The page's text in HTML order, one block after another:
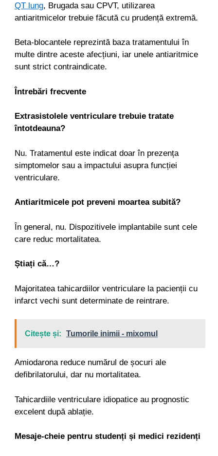
QT lung, Brugada sau CPVT, utilizarea
antiaritmicelor trebuie făcută cu prudență extremă.
Beta-blocantele reprezintă baza tratamentului în
multe dintre aceste afecțiuni, iar unele antiaritmice
sunt strict contraindicate.
Întrebări frecvente
Extrasistolele ventriculare trebuie tratate
întotdeauna?
Nu. Tratamentul este indicat doar în prezența
simptomelor sau a impactului asupra funcției
ventriculare.
Antiaritmicele pot preveni moartea subită?
În general, nu. Dispozitivele implantabile sunt cele
care reduc mortalitatea.
Știați că…?
Majoritatea tahicardiilor ventriculare la pacienții cu
infarct vechi sunt determinate de reintrare.
Citește și: Tumorile inimii - mixomul
Amiodarona reduce numărul de șocuri ale
defibrilatorului, dar nu mortalitatea.
Tahicardiile ventriculare idiopatice au prognostic
excelent după ablație.
Mesaje-cheie pentru studenți și medici rezidenți